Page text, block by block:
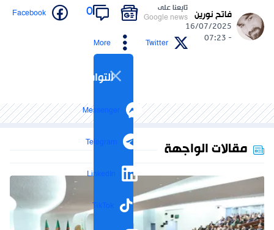
فاتح نورين
16/07/2025
- 07:23
تابعنا على
Google news
0
Facebook
Twitter
More
التواصل الاجتماعي
Messenger
Telegram
LinkedIn
TikTok
مقالات الواجهة